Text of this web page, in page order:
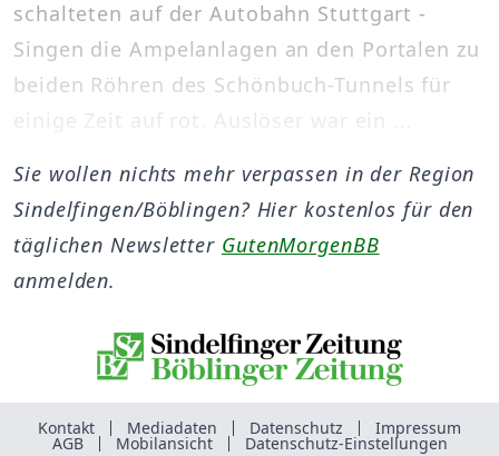
schalteten auf der Autobahn Stuttgart -
Singen die Ampelanlagen an den Portalen zu
beiden Röhren des Schönbuch-Tunnels für
einige Zeit auf rot. Auslöser war ein ...
Sie wollen nichts mehr verpassen in der Region
Sindelfingen/Böblingen? Hier kostenlos für den
täglichen Newsletter GutenMorgenBB
anmelden.
Kontakt Mediadaten Datenschutz Impressum
AGB Mobilansicht Datenschutz-Einstellungen